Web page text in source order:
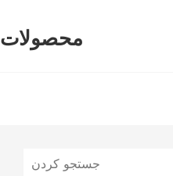
محصولات